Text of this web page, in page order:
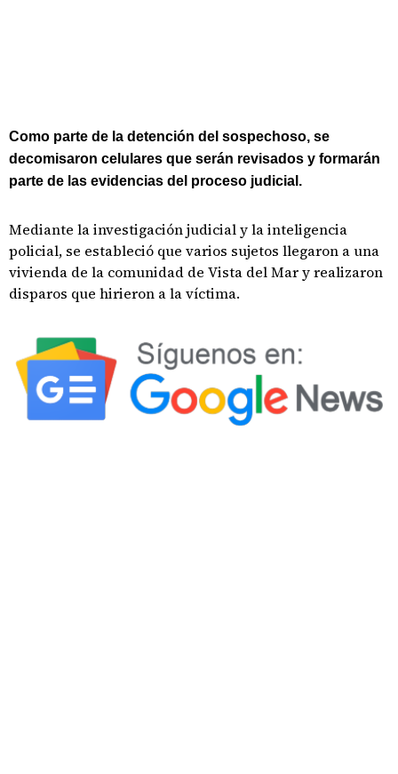
Como parte de la detención del sospechoso, se
decomisaron celulares que serán revisados y formarán
parte de las evidencias del proceso judicial.
Mediante la investigación judicial y la inteligencia
policial, se estableció que varios sujetos llegaron a una
vivienda de la comunidad de Vista del Mar y realizaron
disparos que hirieron a la víctima.